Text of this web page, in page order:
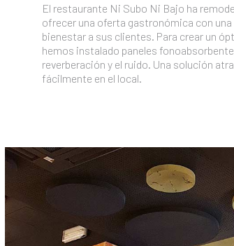
El restaurante Ni Subo Ni Bajo ha
ofrecer una oferta gastronómica con
bienestar a sus clientes. Para crear un
hemos instalado paneles
reverberación y el ruido. Una solución
fácilmente en el local.